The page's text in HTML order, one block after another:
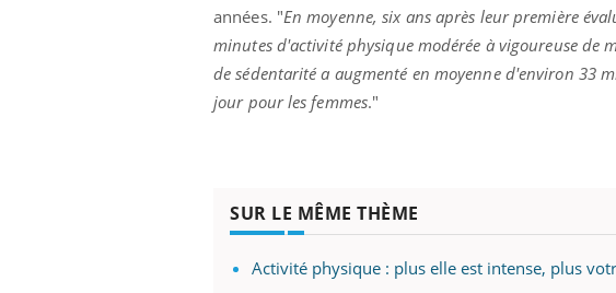
années. "En moyenne, six ans après leur première
minutes d'activité physique modérée à vigoureuse de
de sédentarité a augmenté en moyenne d'environ 33
jour pour les femmes."
SUR LE MÊME THÈME
Activité physique : plus elle est intense, plus